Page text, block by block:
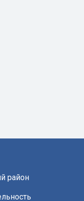
район